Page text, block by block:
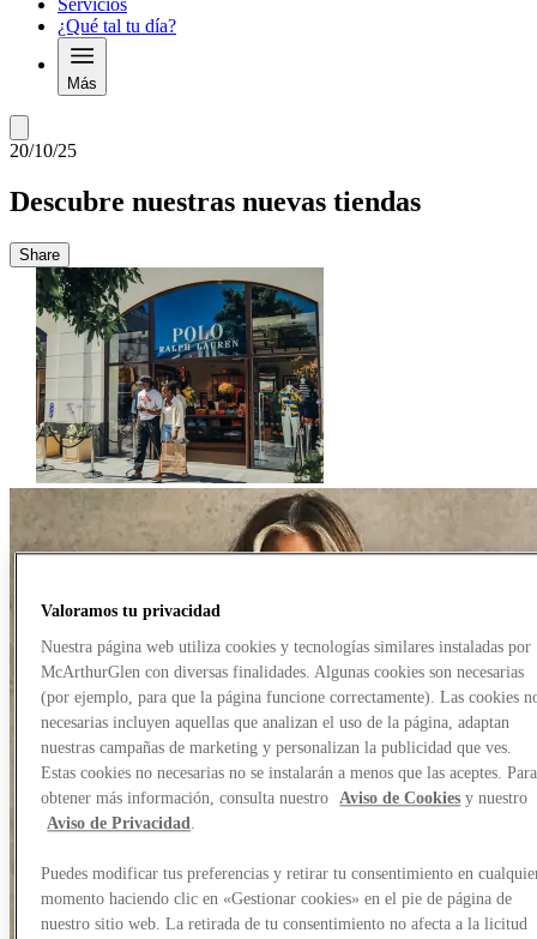
Servicios
¿Qué tal tu día?
Más
20/10/25
Descubre nuestras nuevas tiendas
Share
Valoramos tu privacidad
Nuestra página web utiliza cookies y tecnologías similares instaladas por
McArthurGlen con diversas finalidades. Algunas cookies son necesarias
(por ejemplo, para que la página funcione correctamente). Las cookies
necesarias incluyen aquellas que analizan el uso de la página, adaptan
nuestras campañas de marketing y personalizan la publicidad que ves.
Estas cookies no necesarias no se instalarán a menos que las aceptes. Para
obtener más información, consulta nuestro
Aviso de Cookies y nuestro
Aviso de Privacidad.
Puedes modificar tus preferencias y retirar tu consentimiento en
momento haciendo clic en «Gestionar cookies» en el pie de página de
nuestro sitio web. La retirada de tu consentimiento no afecta a la licitud